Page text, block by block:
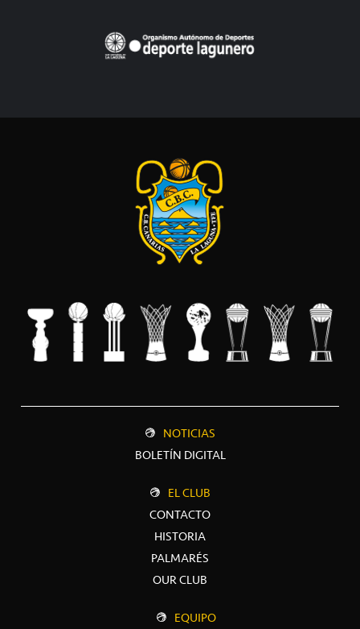
NOTICIAS
BOLETÍN DIGITAL
EL CLUB
CONTACTO
HISTORIA
PALMARÉS
OUR CLUB
EQUIPO